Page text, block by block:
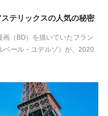
テリックスの人気の秘密
（BD）を描いていたフラン
ベール・ユデルゾ）が、2020